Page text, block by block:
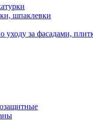
шпаклевки
уходу за фасадами,